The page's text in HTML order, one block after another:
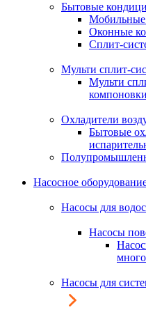
Бытовые
Оконные
Сплит-
Мульти сплит-
Мульти
компоновки
Охладители
Бытовые
Насосное
Насосы для
Насосы
Насосы для